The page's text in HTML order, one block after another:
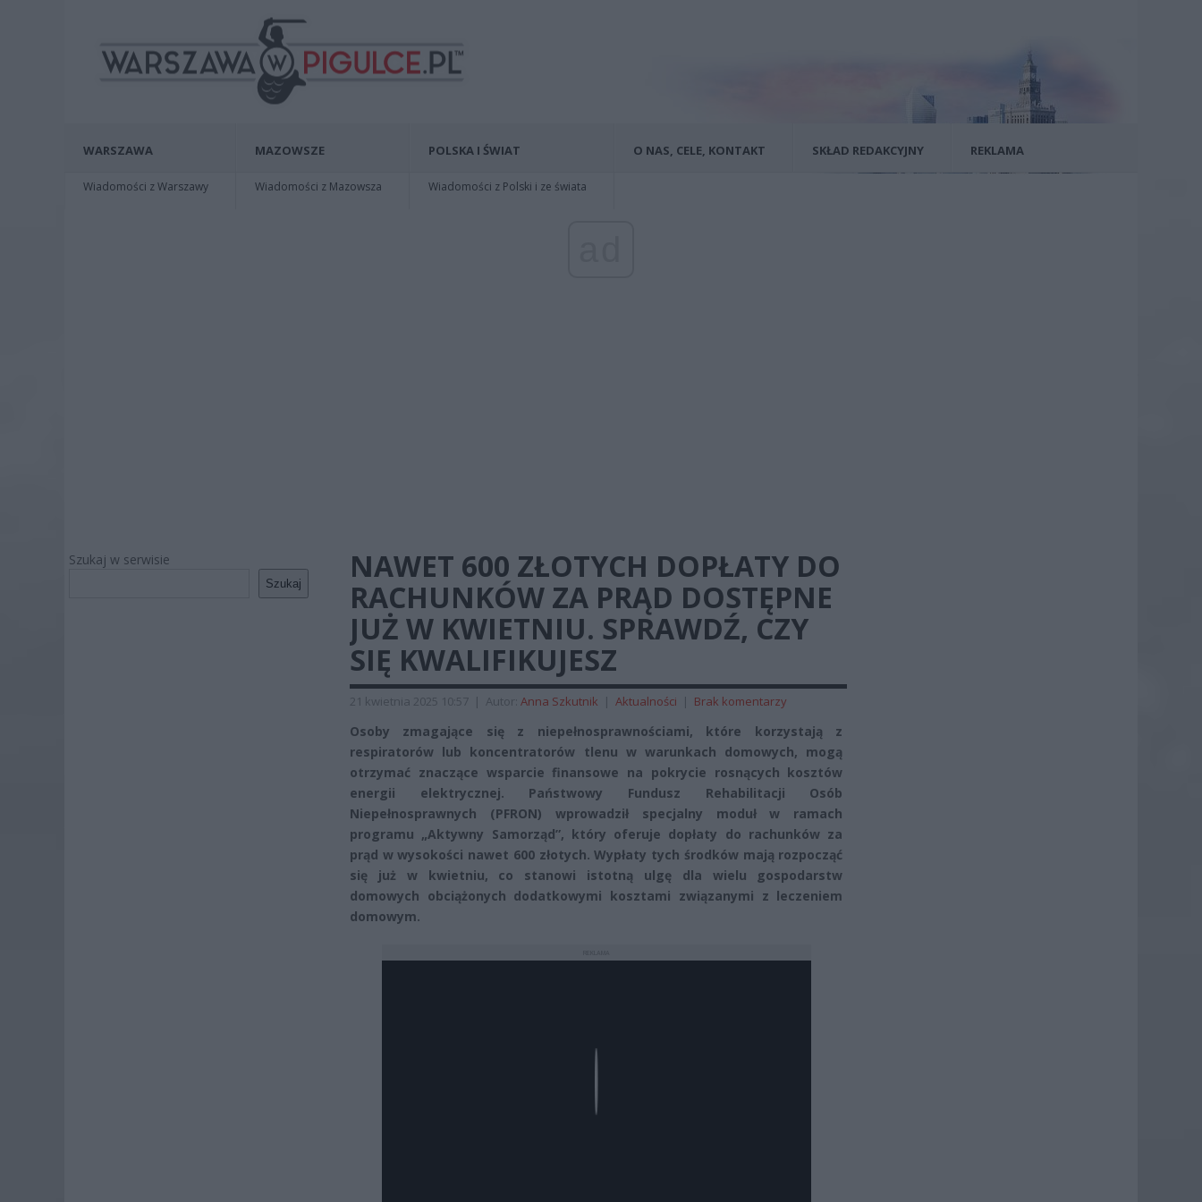
WARSZAWA
Wiadomości z Warszawy
MAZOWSZE
Wiadomości z Mazowsza
POLSKA I ŚWIAT
Wiadomości z Polski i ze świata
O NAS, CELE, KONTAKT SKŁAD REDAKCYJNY REKLAMA
Szukaj w serwisie
Szukaj
NAWET 600 ZŁOTYCH DOPŁATY DO
RACHUNKÓW ZA PRĄD DOSTĘPNE
JUŻ W KWIETNIU. SPRAWDŹ, CZY
SIĘ KWALIFIKUJESZ
21 kwietnia 2025 10:57 | Autor: Anna Szkutnik | Aktualności | Brak komentarzy
Osoby zmagające się z niepełnosprawnościami, które korzystają z
respiratorów lub koncentratorów tlenu w warunkach domowych, mogą
otrzymać znaczące wsparcie finansowe na pokrycie rosnących kosztów
energii elektrycznej. Państwowy Fundusz Rehabilitacji Osób
Niepełnosprawnych (PFRON) wprowadził specjalny moduł w ramach
programu „Aktywny Samorząd”, który oferuje dopłaty do rachunków za
prąd w wysokości nawet 600 złotych. Wypłaty tych środków mają rozpocząć
się już w kwietniu, co stanowi istotną ulgę dla wielu gospodarstw
domowych obciążonych dodatkowymi kosztami związanymi z leczeniem
domowym.